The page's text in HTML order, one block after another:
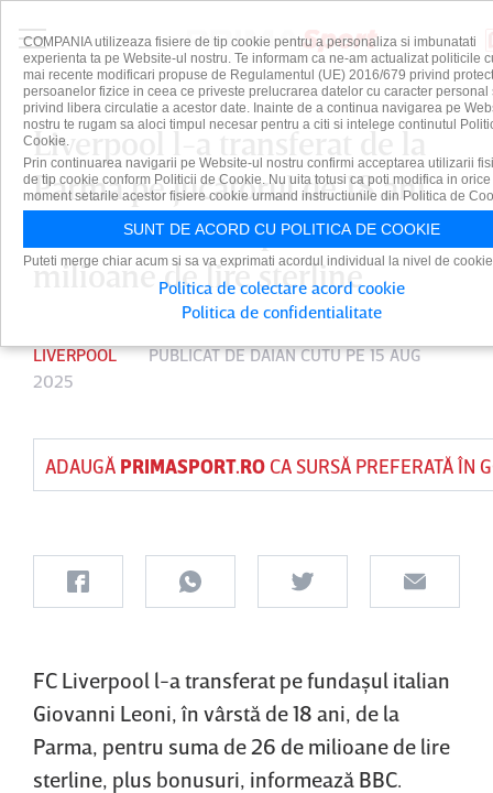
Liverpool l-a transferat de la
Parma pe jucătorul de 18 ani
Giovanni Leoni, pentru 26 de
milioane de lire sterline
LIVERPOOL PUBLICAT DEDAIAN CUTUPE 15 AUG
2025
ADAUGĂ PRIMASPORT.ROCA SURSĂ PREFERATĂ ÎN
FC Liverpool l-a transferat pe fundaşul italian
Giovanni Leoni, în vârstă de 18 ani, de la
Parma, pentru suma de 26 de milioane de lire
sterline, plus bonusuri, informează BBC.
COMPANIA utilizeaza fisiere de tip cookie pentru a personaliza si imbunatati
experienta ta pe Website-ul nostru. Te informam ca ne-am actualizat politicile
mai recente modificari propuse de Regulamentul (UE) 2016/679 privind
persoanelor fizice in ceea ce priveste prelucrarea datelor cu caracter personal
privind libera circulatie a acestor date. Inainte de a continua navigarea pe
nostru te rugam sa aloci timpul necesar pentru a citi si intelege continutul
Cookie.
Prin continuarea navigarii pe Website-ul nostru confirmi acceptarea utilizarii
de tip cookie conform Politicii de Cookie. Nu uita totusi ca poti modifica in orice
moment setarile acestor fisiere cookie urmand instructiunile din Politica de
SUNT DE ACORD CU POLITICA DE COOKIE
Puteti merge chiar acum si sa va exprimati acordul individual la nivel de
Politica de colectare acord cookie
Politica de confidentialitate